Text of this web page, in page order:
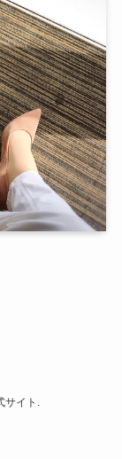
サイト.